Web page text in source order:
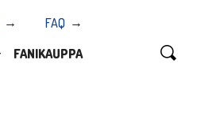
FAQ
FANIKAUPPA